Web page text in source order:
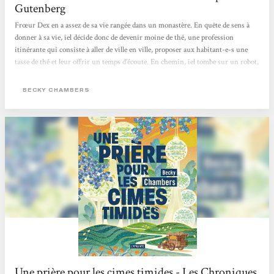
Gutenberg
Frœur Dex en a assez de sa vie rangée dans un monastère. En quête de sens à
donner à sa vie, iel décide donc de devenir moine de thé, une profession
itinérante qui consiste à aller de ville en ville, proposer aux habitant-e-s une
tasse de thé et leur offrir un temps d’écoute. En chemin, iel tombe sur un robot,
son espèce est partie vivre dans la nature. Celui-ci vient avec une question à
Commence...
BECKY CHAMBERS